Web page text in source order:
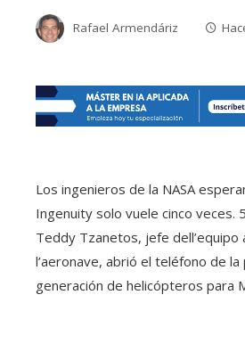
Rafael Armendáriz
Los ingenieros de la NASA
Ingenuity solo vuele cinco veces.
Teddy Tzanetos, jefe dell’equipo
l’aeronave, abrió el teléfono de la
generación de helicópteros para